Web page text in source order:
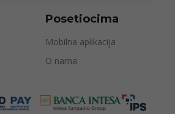
Posetiocima
Mobilna aplikacija
O nama